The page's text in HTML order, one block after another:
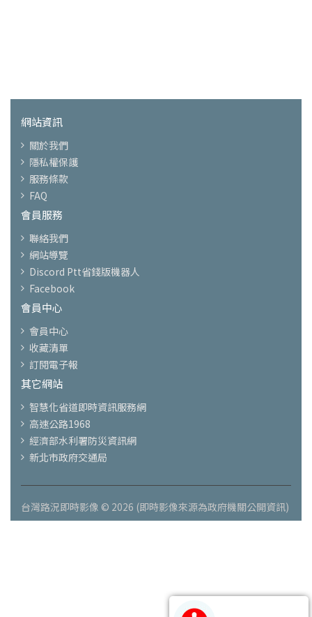
網站資訊
關於我們
隱私權保護
服務條款
FAQ
會員服務
聯絡我們
網站導覽
Discord Ptt省錢版機器人
Facebook
會員中心
會員中心
收藏清單
訂閱電子報
其它網站
智慧化省道即時資訊服務網
高速公路1968
經濟部水利署防災資訊網
新北市政府交通局
台灣路況即時影像 © 2026 (即時影像來源為政府機關公開資訊)